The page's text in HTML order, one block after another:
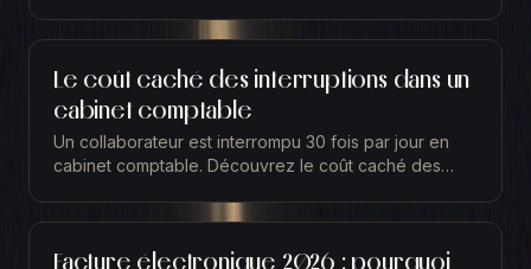
Le coût caché des interruptions dans un
cabinet comptable
Un collaborateur est interrompu 30 fois par jour en
cabinet comptable. Découvrez le coût caché des
Facture électronique 2026 : pourquoi